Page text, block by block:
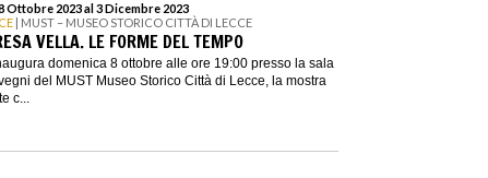
Ottobre 2023 al 3 Dicembre 2023
| MUST – MUSEO STORICO CITTÀ DI LECCE
VELLA. LE FORME DEL TEMPO
domenica 8 ottobre alle ore 19:00 presso la sala
del MUST Museo Storico Città di Lecce, la mostra
c...